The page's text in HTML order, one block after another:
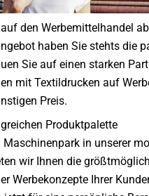
den Werbemittelhandel
haben Sie stehts die
Sie auf einen starken
mit Textildrucken auf
Preis.
Produktpalette
in unserer
wir Ihnen die
Werbekonzepte Ihrer